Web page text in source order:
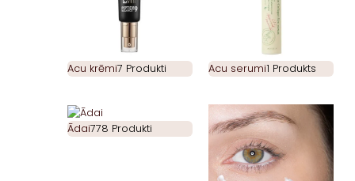
Acu krēmi7 Produkti Acu serumi1 Produkts
Ādai778 Produkti